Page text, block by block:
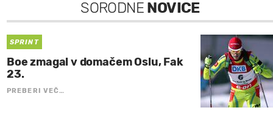
SORODNE NOVICE
SPRINT
Boe zmagal v domačem Oslu, Fak
23.
PREBERI VEČ…